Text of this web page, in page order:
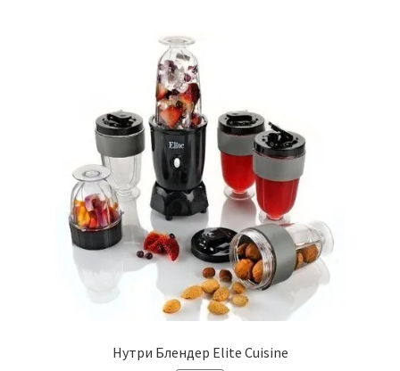
Нутри Блендер Elite Cuisine